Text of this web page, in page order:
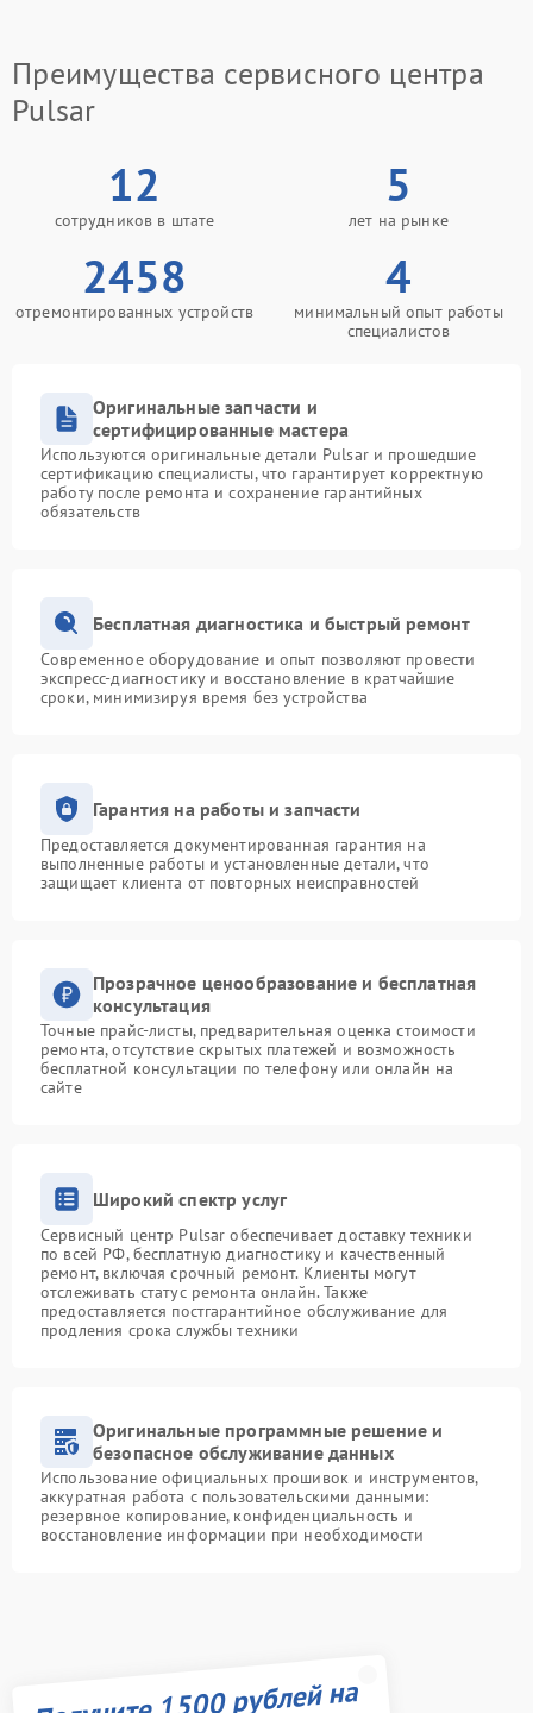
Преимущества сервисного центра
Pulsar
12
сотрудников в штате
5
лет на рынке
2458
отремонтированных устройств
4
минимальный опыт работы
специалистов
Оригинальные запчасти и
сертифицированные мастера
Используются оригинальные детали Pulsar и прошедшие
сертификацию специалисты, что гарантирует корректную
работу после ремонта и сохранение гарантийных
обязательств
Бесплатная диагностика и быстрый ремонт
Современное оборудование и опыт позволяют провести
экспресс-диагностику и восстановление в кратчайшие
сроки, минимизируя время без устройства
Гарантия на работы и запчасти
Предоставляется документированная гарантия на
выполненные работы и установленные детали, что
защищает клиента от повторных неисправностей
Прозрачное ценообразование и бесплатная
консультация
Точные прайс-листы, предварительная оценка стоимости
ремонта, отсутствие скрытых платежей и возможность
бесплатной консультации по телефону или онлайн на
сайте
Широкий спектр услуг
Сервисный центр Pulsar обеспечивает доставку техники
по всей РФ, бесплатную диагностику и качественный
ремонт, включая срочный ремонт. Клиенты могут
отслеживать статус ремонта онлайн. Также
предоставляется постгарантийное обслуживание для
продления срока службы техники
Оригинальные программные решение и
безопасное обслуживание данных
Использование официальных прошивок и инструментов,
аккуратная работа с пользовательскими данными:
резервное копирование, конфиденциальность и
восстановление информации при необходимости